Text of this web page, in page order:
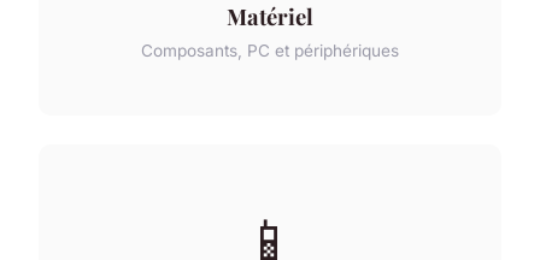
Matériel
Composants, PC et périphériques
📱